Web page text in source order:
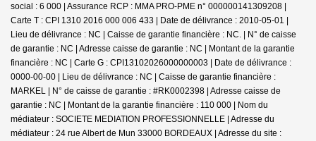
social : 6 000 | Assurance RCP : MMA PRO-PME n° 000000141309208 |
Carte T : CPI 1310 2016 000 006 433 | Date de délivrance : 2010-05-01 |
Lieu de délivrance : NC | Caisse de garantie financière : NC. | N° de caisse
de garantie : NC | Adresse caisse de garantie : NC | Montant de la garantie
financière : NC | Carte G : CPI13102026000000003 | Date de délivrance :
0000-00-00 | Lieu de délivrance : NC | Caisse de garantie financière :
MARKEL | N° de caisse de garantie : #RK0002398 | Adresse caisse de
garantie : NC | Montant de la garantie financière : 110 000 | Nom du
médiateur : SOCIETE MEDIATION PROFESSIONNELLE | Adresse du
médiateur : 24 rue Albert de Mun 33000 BORDEAUX | Adresse du site :